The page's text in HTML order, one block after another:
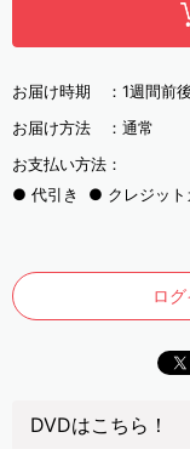
お届け時期 ： 1週間前
お届け方法 ： 通常
お支払い方法：
代引き
クレジット
ロ
DVDはこちら！